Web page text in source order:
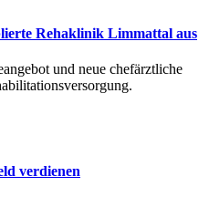
Rehaklinik Limmattal aus
und neue chefärztliche
verdienen